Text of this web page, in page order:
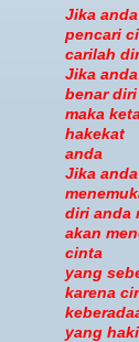
Jika
pencari
carilah
Jika
benar diri
maka
hakekat
anda
Jika anda
diri anda
akan
cinta
yang
karena
yang